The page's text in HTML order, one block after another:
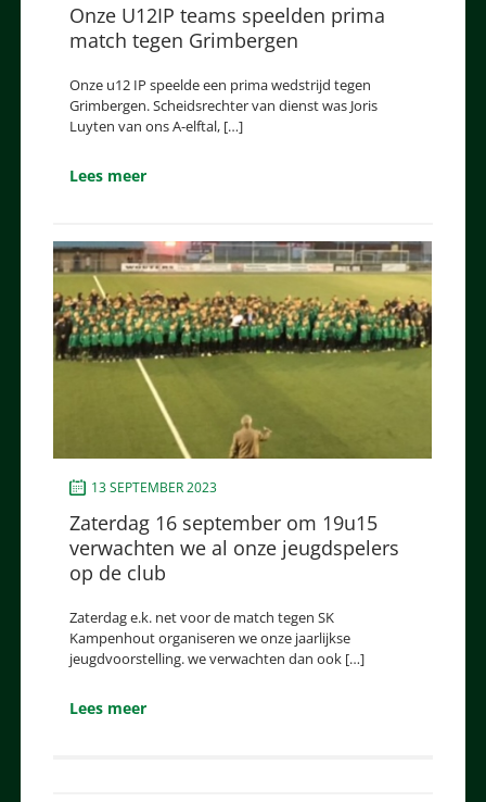
Onze U12IP teams speelden prima
match tegen Grimbergen
Onze u12 IP speelde een prima wedstrijd tegen
Grimbergen. Scheidsrechter van dienst was Joris
Luyten van ons A-elftal, […]
Lees meer
13 SEPTEMBER 2023
Zaterdag 16 september om 19u15
verwachten we al onze jeugdspelers
op de club
Zaterdag e.k. net voor de match tegen SK
Kampenhout organiseren we onze jaarlijkse
jeugdvoorstelling. we verwachten dan ook […]
Lees meer